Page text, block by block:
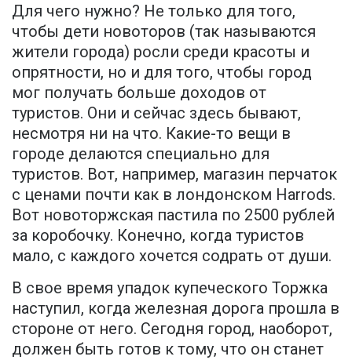
Для чего нужно? Не только для того,
чтобы дети новоторов (так называются
жители города) росли среди красоты и
опрятности, но и для того, чтобы город
мог получать больше доходов от
туристов. Они и сейчас здесь бывают,
несмотря ни на что. Какие-то вещи в
городе делаются специально для
туристов. Вот, например, магазин перчаток
с ценами почти как в лондонском Harrods.
Вот новоторжская пастила по 2500 рублей
за коробочку. Конечно, когда туристов
мало, с каждого хочется содрать от души.
В свое время упадок купеческого Торжка
наступил, когда железная дорога прошла в
стороне от него. Сегодня город, наоборот,
должен быть готов к тому, что он станет